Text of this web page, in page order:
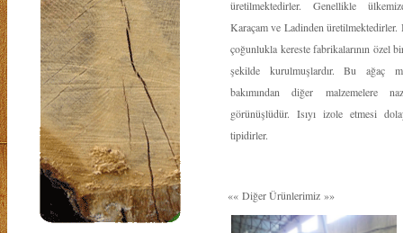
üretilmektedirler. Genellikle
Karaçam ve Ladinden
çoğunlukla kereste fabrikalarının özel
şekilde kurulmuşlardır. Bu ağaç
bakımından diğer malzemelere
görünüşlüdür. Isıyı izole etmesi
tipidirler.
«« Diğer Ürünlerimiz »»